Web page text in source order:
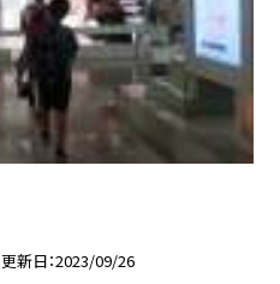
更新日 2023/09/26